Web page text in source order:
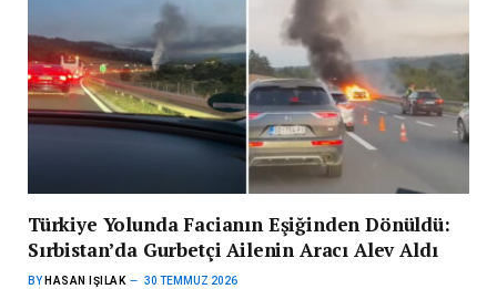
Türkiye Yolunda Facianın Eşiğinden Dönüldü:
Sırbistan’da Gurbetçi Ailenin Aracı Alev Aldı
BY HASAN IŞILAK 30 TEMMUZ 2026